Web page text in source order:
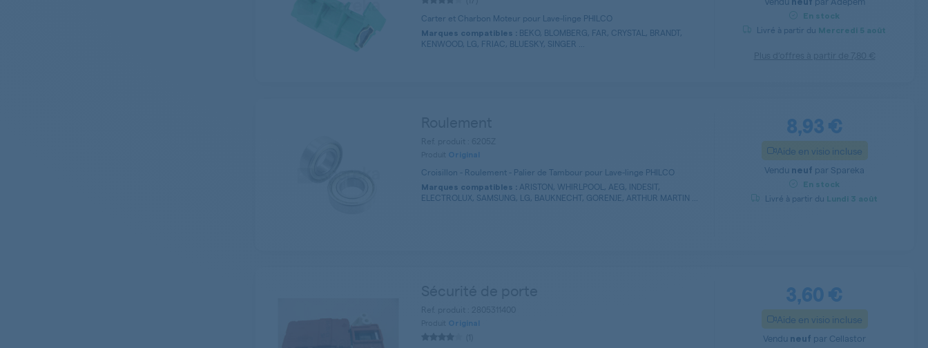
Carter et Charbon Moteur pour Lave-linge PHILCO
Marques compatibles : BEKO, BLOMBERG, FAR, CRYSTAL, BRANDT,
KENWOOD, LG, FRIAC, BLUESKY, SINGER ...
neuf
En stock
Livré à partir du Mercredi 5 août
Original
Croisillon - Roulement - Palier de Tambour pour Lave-linge PHILCO
Marques compatibles : ARISTON, WHIRLPOOL, AEG, INDESIT,
ELECTROLUX, SAMSUNG, LG, BAUKNECHT, GORENJE, ARTHUR MARTIN ...
8,93 €
Aide en visio incluse
Vendu neuf par Spareka
En stock
Livré à partir du Lundi 3 août
Original
3,60 €
Aide en visio incluse
Vendu neuf par Cellastor